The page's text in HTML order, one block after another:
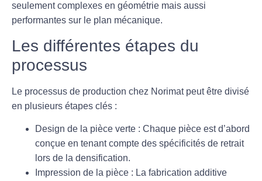
seulement complexes en géométrie mais aussi
performantes sur le plan mécanique.
Les différentes étapes du
processus
Le processus de production chez Norimat peut être divisé
en plusieurs étapes clés :
Design de la pièce verte : Chaque pièce est d’abord
conçue en tenant compte des spécificités de retrait
lors de la densification.
Impression de la pièce : La fabrication additive